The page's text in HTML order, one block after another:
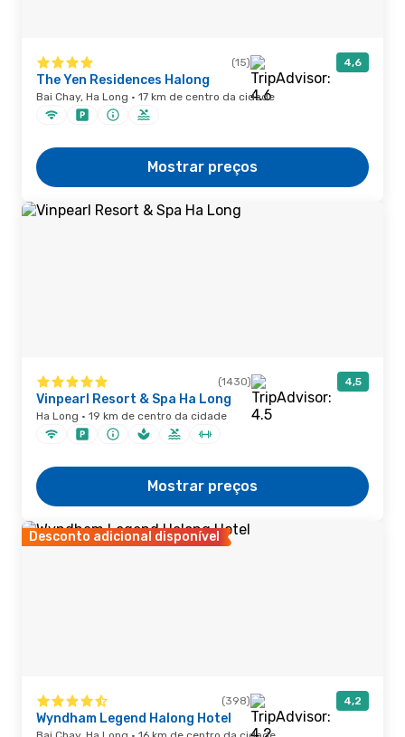
(15) 4,6
The Yen Residences Halong
Bai Chay, Ha Long · 17 km de centro da cidade
Mostrar preços
(1430) 4,5
Vinpearl Resort & Spa Ha Long
Ha Long · 19 km de centro da cidade
Mostrar preços
Desconto adicional disponível
(398) 4,2
Wyndham Legend Halong Hotel